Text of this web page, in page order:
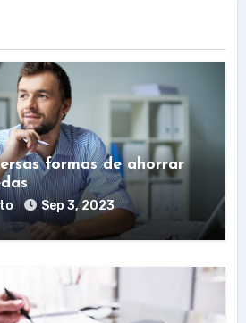
formas de ahorrar
Sep 3, 2023